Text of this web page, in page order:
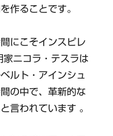
作ることです。
にこそインスピレ
ニコラ・テスラは
ルト・アインシュ
の中で、革新的な
言われています 。